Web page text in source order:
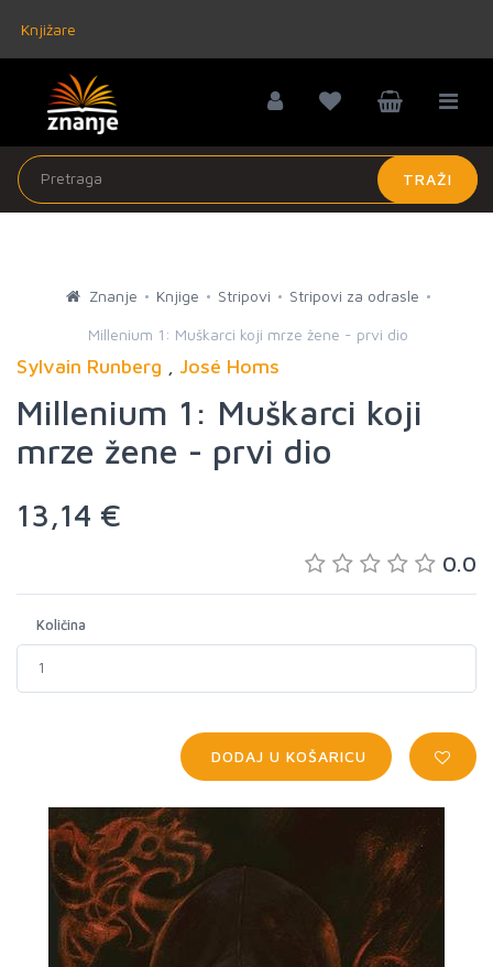
Knjižare
TRAŽI
Znanje Knjige Stripovi Stripovi za odrasle
Millenium 1: Muškarci koji mrze žene - prvi dio
Sylvain Runberg José Homs
Millenium 1: Muškarci koji
mrze žene - prvi dio
13,14 €
0.0
Količina
DODAJ U KOŠARICU